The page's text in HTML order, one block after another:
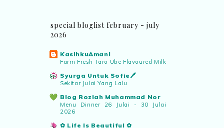
Eyma Balkish commented on
top
“Adakah nama saya tersenarai? Kena
confirm.. nanti malu pula..hihi”
Rabiahtul adawiyahcommented on
idea ke realiti mencipta permainan :
“cantiknya poster”
special bloglist february - july
2026
KasihkuAmani
Farm Fresh Taro Ube Flavoured Milk
Syurga Untuk Sofie🖊️
Sekitar Julai Yang Lalu
Blog Roziah Muhammad Nor
Menu Dinner 26 Julai - 30 Julai
2026
✿ Life Is Beautiful ✿